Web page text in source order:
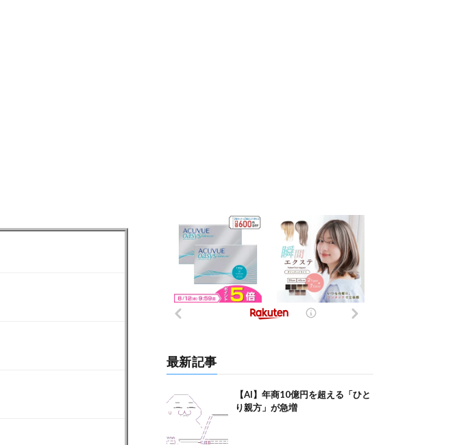
最新記事
【AI】年商10億円を超える「ひと
り親方」が急増